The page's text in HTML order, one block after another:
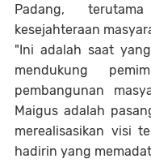
Padang,
kesejahteraan
"Ini adalah saat
mendukung
pembangunan
Maigus adalah
merealisasikan visi
hadirin yang